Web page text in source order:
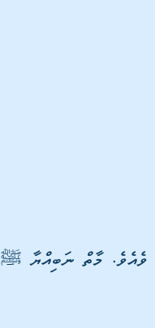
މާތް ނަބިއްޔާ ﷺ